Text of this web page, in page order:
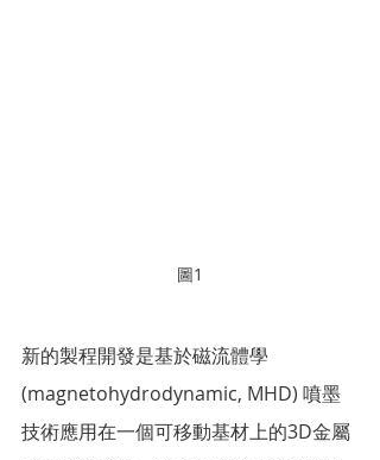
圖1
新的製程開發是基於磁流體學
(magnetohydrodynamic, MHD) 噴墨
技術應用在一個可移動基材上的3D金屬